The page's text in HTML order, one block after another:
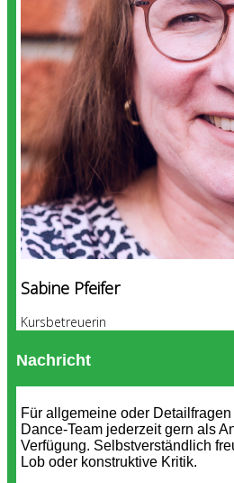
Sabine Pfeifer
Kursbetreuerin
Nachricht
Für allgemeine oder
Dance-Team jederzeit gern als
Verfügung. Selbstverständlich
Lob oder konstruktive Kritik.